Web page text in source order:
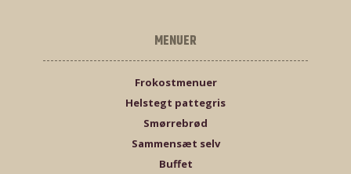
MENUER
Frokostmenuer
Helstegt pattegris
Smørrebrød
Sammensæt selv
Buffet